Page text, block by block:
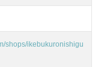
shops/ikebukuronishigu